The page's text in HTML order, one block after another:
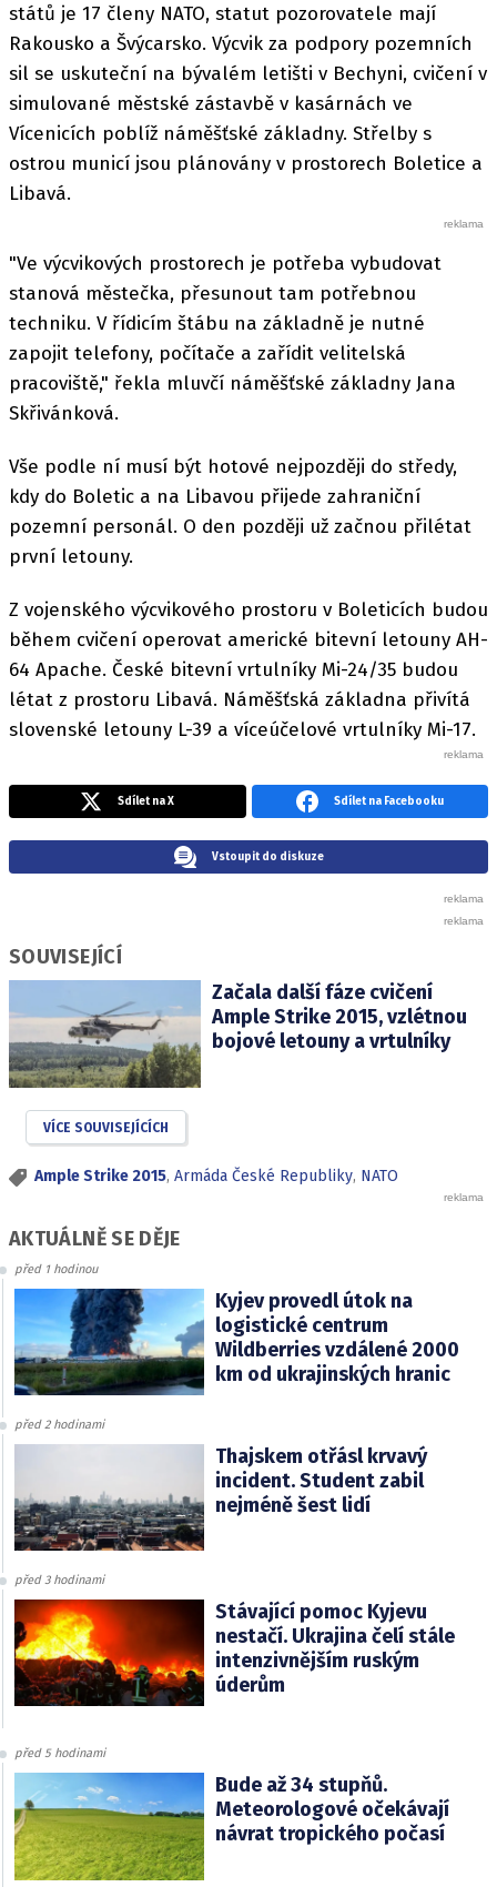
států je 17 členy NATO, statut pozorovatele mají
Rakousko a Švýcarsko. Výcvik za podpory pozemních
sil se uskuteční na bývalém letišti v Bechyni, cvičení v
simulované městské zástavbě v kasárnách ve
Vícenicích poblíž náměšťské základny. Střelby s
ostrou municí jsou plánovány v prostorech Boletice a
Libavá.
"Ve výcvikových prostorech je potřeba vybudovat
stanová městečka, přesunout tam potřebnou
techniku. V řídicím štábu na základně je nutné
zapojit telefony, počítače a zařídit velitelská
pracoviště," řekla mluvčí náměšťské základny Jana
Skřivánková.
Vše podle ní musí být hotové nejpozději do středy,
kdy do Boletic a na Libavou přijede zahraniční
pozemní personál. O den později už začnou přilétat
první letouny.
Z vojenského výcvikového prostoru v Boleticích budou
během cvičení operovat americké bitevní letouny AH-
64 Apache. České bitevní vrtulníky Mi-24/35 budou
létat z prostoru Libavá. Náměšťská základna přivítá
slovenské letouny L-39 a víceúčelové vrtulníky Mi-17.
Sdílet na X Sdílet na Facebooku
Vstoupit do diskuze
SOUVISEJÍCÍ
Začala další fáze cvičení
Ample Strike 2015, vzlétnou
bojové letouny a vrtulníky
VÍCE SOUVISEJÍCÍCH
Ample Strike 2015, Armáda České Republiky, NATO
AKTUÁLNĚ SE DĚJE
před 1 hodinou
Kyjev provedl útok na
logistické centrum
Wildberries vzdálené 2000
km od ukrajinských hranic
před 2 hodinami
Thajskem otřásl krvavý
incident. Student zabil
nejméně šest lidí
před 3 hodinami
Stávající pomoc Kyjevu
nestačí. Ukrajina čelí stále
intenzivnějším ruským
úderům
před 5 hodinami
Bude až 34 stupňů.
Meteorologové očekávají
návrat tropického počasí